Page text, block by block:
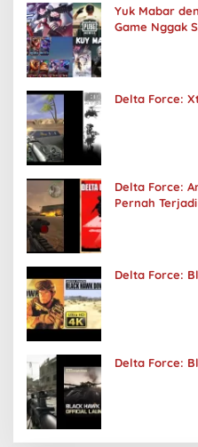
Yuk Mabar
Game Nggak
Delta Force:
Delta Force:
Pernah Terjadi
Delta Force:
Delta Force: